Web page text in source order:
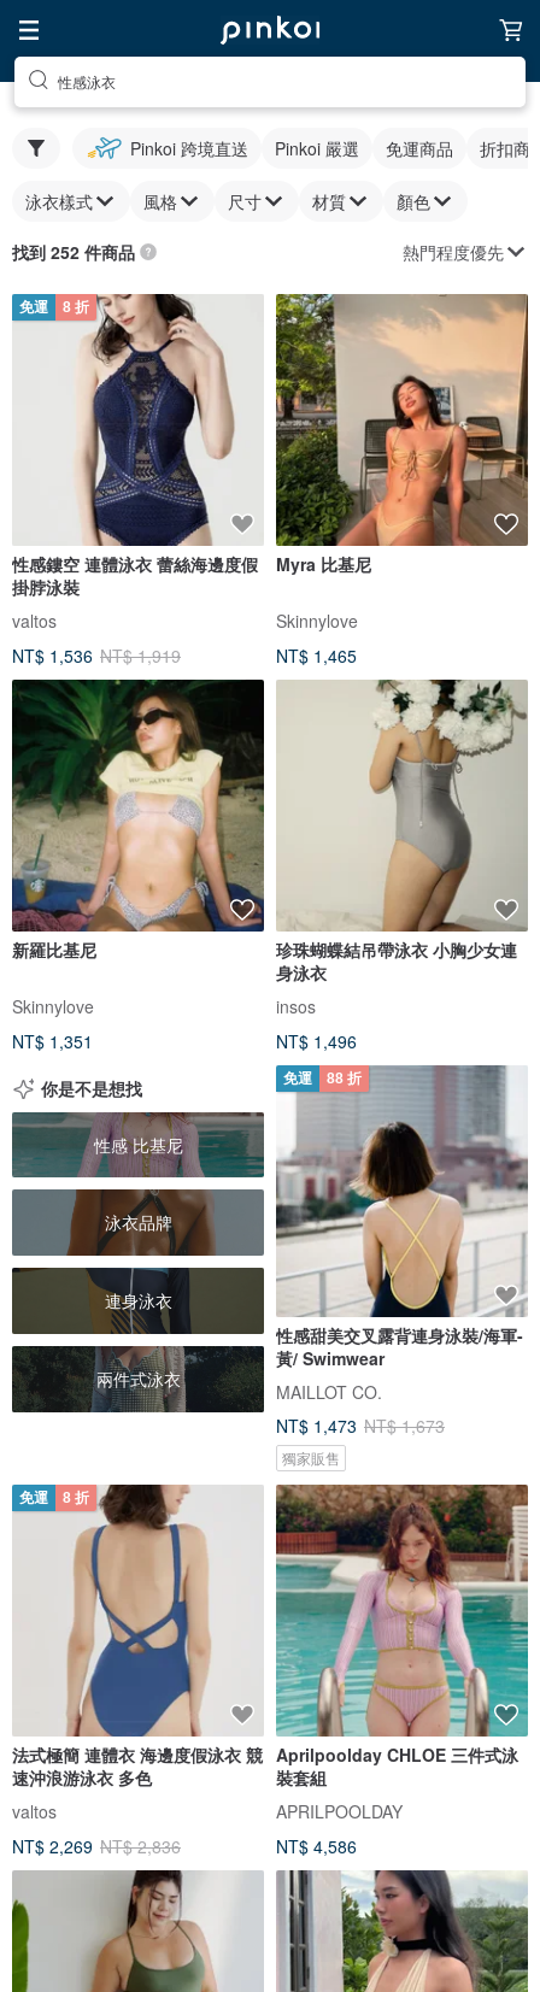
性感泳衣
Pinkoi 跨境直送 Pinkoi 嚴選 免運商品 折扣商
泳衣樣式 風格 尺寸 材質 顏色
找到 252 件商品 熱門程度優先
免運 8 折
性感鏤空 連體泳衣 蕾絲海邊度假
掛脖泳裝
valtos
NT$ 1,536 NT$ 1,919
Myra 比基尼
Skinnylove
NT$ 1,465
新羅比基尼
Skinnylove
NT$ 1,351
珍珠蝴蝶結吊帶泳衣 小胸少女連
身泳衣
insos
NT$ 1,496
你是不是想找
性感 比基尼
泳衣品牌
連身泳衣
兩件式泳衣
免運 88 折
性感甜美交叉露背連身泳裝/海軍-
黃/ Swimwear
MAILLOT CO.
NT$ 1,473 NT$ 1,673
獨家販售
免運 8 折
法式極簡 連體衣 海邊度假泳衣 競
速沖浪游泳衣 多色
valtos
NT$ 2,269 NT$ 2,836
Aprilpoolday CHLOE 三件式泳
裝套組
APRILPOOLDAY
NT$ 4,586